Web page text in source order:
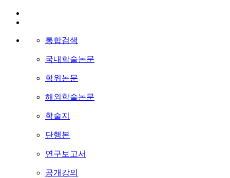
통합검색
국내학술논문
학위논문
해외학술논문
학술지
단행본
연구보고서
공개강의